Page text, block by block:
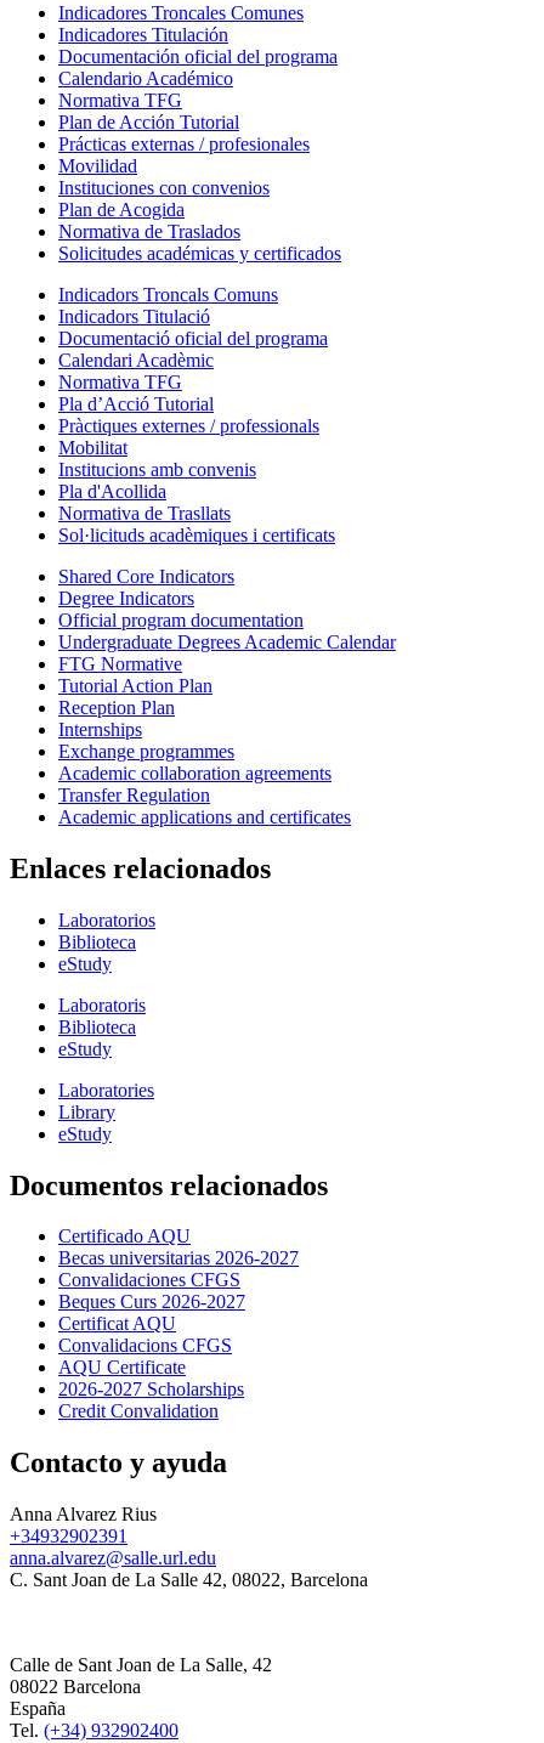
Indicadores Troncales Comunes
Indicadores Titulación
Documentación oficial del programa
Calendario Académico
Normativa TFG
Plan de Acción Tutorial
Prácticas externas / profesionales
Movilidad
Instituciones con convenios
Plan de Acogida
Normativa de Traslados
Solicitudes académicas y certificados
Indicadors Troncals Comuns
Indicadors Titulació
Documentació oficial del programa
Calendari Acadèmic
Normativa TFG
Pla d’Acció Tutorial
Pràctiques externes / professionals
Mobilitat
Institucions amb convenis
Pla d'Acollida
Normativa de Trasllats
Sol·licituds acadèmiques i certificats
Shared Core Indicators
Degree Indicators
Official program documentation
Undergraduate Degrees Academic Calendar
FTG Normative
Tutorial Action Plan
Reception Plan
Internships
Exchange programmes
Academic collaboration agreements
Transfer Regulation
Academic applications and certificates
Enlaces relacionados
Laboratorios
Biblioteca
eStudy
Laboratoris
Biblioteca
eStudy
Laboratories
Library
eStudy
Documentos relacionados
Certificado AQU
Becas universitarias 2026-2027
Convalidaciones CFGS
Beques Curs 2026-2027
Certificat AQU
Convalidacions CFGS
AQU Certificate
2026-2027 Scholarships
Credit Convalidation
Contacto y ayuda
Anna Alvarez Rius
+34932902391
anna.alvarez@salle.url.edu
C. Sant Joan de La Salle 42, 08022, Barcelona
Calle de Sant Joan de La Salle, 42
08022 Barcelona
España
Tel. (+34) 932902400